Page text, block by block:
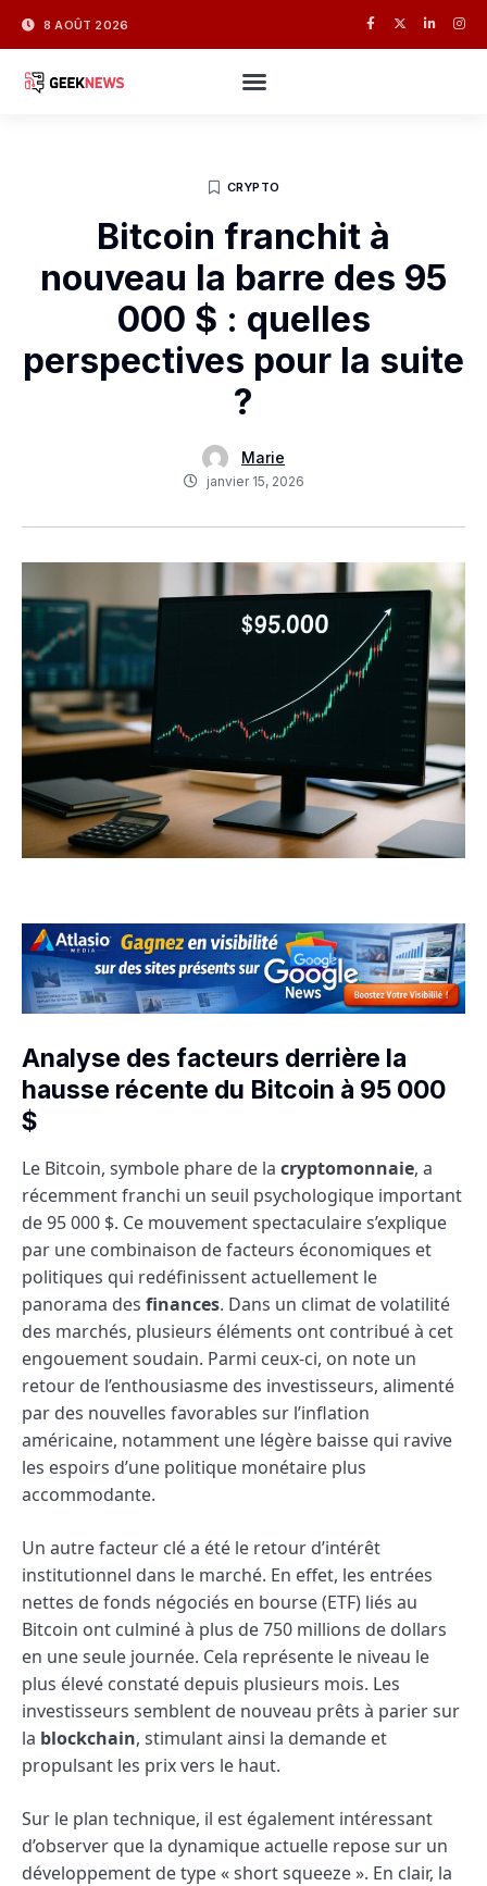
8 AOÛT 2026
CRYPTO
Bitcoin franchit à
nouveau la barre des 95
000 $ : quelles
perspectives pour la suite
?
Marie
janvier 15, 2026
Analyse des facteurs derrière la
hausse récente du Bitcoin à 95 000
$
Le Bitcoin, symbole phare de la cryptomonnaie, a
récemment franchi un seuil psychologique important
de 95 000 $. Ce mouvement spectaculaire s’explique
par une combinaison de facteurs économiques et
politiques qui redéfinissent actuellement le
panorama des finances. Dans un climat de volatilité
des marchés, plusieurs éléments ont contribué à cet
engouement soudain. Parmi ceux-ci, on note un
retour de l’enthousiasme des investisseurs, alimenté
par des nouvelles favorables sur l’inflation
américaine, notamment une légère baisse qui ravive
les espoirs d’une politique monétaire plus
accommodante.
Un autre facteur clé a été le retour d’intérêt
institutionnel dans le marché. En effet, les entrées
nettes de fonds négociés en bourse (ETF) liés au
Bitcoin ont culminé à plus de 750 millions de dollars
en une seule journée. Cela représente le niveau le
plus élevé constaté depuis plusieurs mois. Les
investisseurs semblent de nouveau prêts à parier sur
la blockchain, stimulant ainsi la demande et
propulsant les prix vers le haut.
Sur le plan technique, il est également intéressant
d’observer que la dynamique actuelle repose sur un
développement de type « short squeeze ». En clair, la